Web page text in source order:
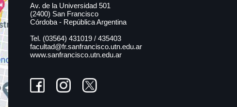
Av. de la Universidad 501
(2400) San Francisco
Córdoba - República Argentina
Tel. (03564) 431019 / 435403
facultad@fr.sanfrancisco.utn.edu.ar
www.sanfrancisco.utn.edu.ar